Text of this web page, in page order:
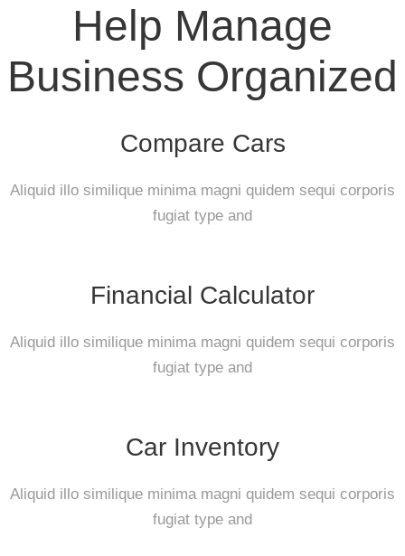
Help Manage
Business Organized
Compare Cars
Aliquid illo similique minima magni quidem sequi corporis
fugiat type and
Financial Calculator
Aliquid illo similique minima magni quidem sequi corporis
fugiat type and
Car Inventory
Aliquid illo similique minima magni quidem sequi corporis
fugiat type and